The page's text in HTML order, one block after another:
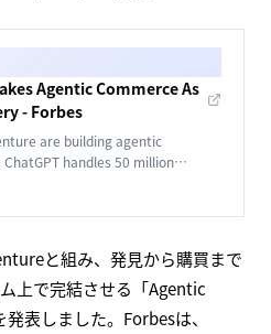
Agentic Commerce As
- Forbes
are building agentic
handles 50 million
と組み、発見から購買まで
上で完結させる「Agentic
表しました。Forbesは、